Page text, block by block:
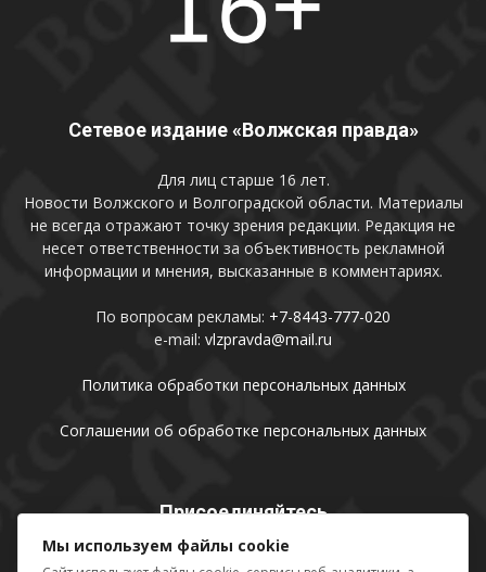
Сетевое издание «Волжская правда»
Для лиц старше 16 лет.
Новости Волжского и Волгоградской области. Материалы
не всегда отражают точку зрения редакции. Редакция не
несет ответственности за объективность рекламной
информации и мнения, высказанные в комментариях.
По вопросам рекламы: +7-8443-777-020
e-mail: vlzpravda@mail.ru
Политика обработки персональных данных
Соглашении об обработке персональных данных
Присоединяйтесь
Мы используем файлы cookie